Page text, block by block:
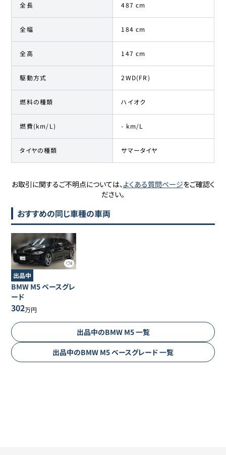
全長 487 cm
全幅 184 cm
全高 147 cm
駆動方式 2WD(FR)
燃料の種類 ハイオク
燃費(km/L) - km/L
タイヤの種類 サマータイヤ
お取引に関するご不明点については、よくある質問ページをご確認く
ださい。
おすすめの同じ車種の車両
8
出品中
BMW M5ベースグレ
ード
302万円
出品中のBMW M5一覧
出品中のBMW M5ベースグレード一覧